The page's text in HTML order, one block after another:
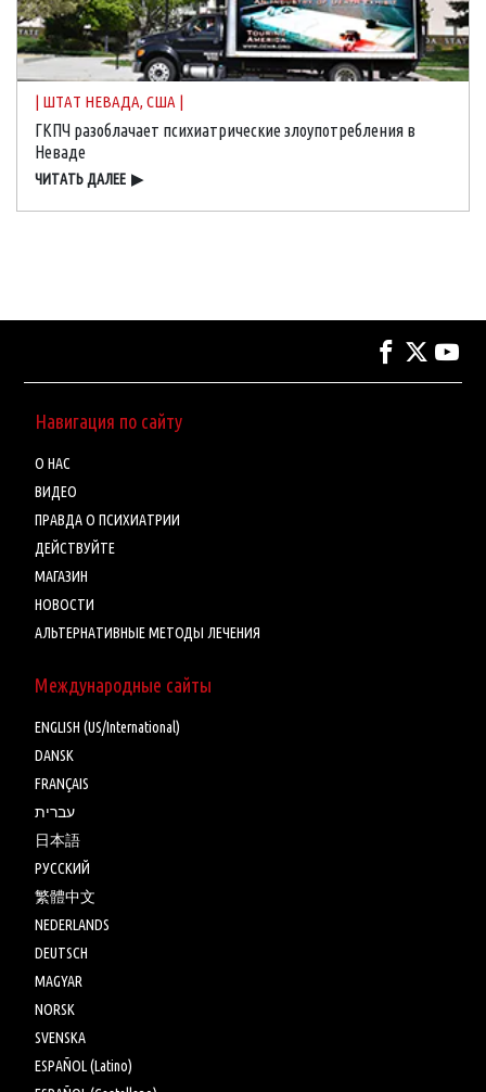
| ШТАТ НЕВАДА, США |
ГКПЧ разоблачает психиатрические злоупотребления в
Неваде
ЧИТАТЬ ДАЛЕЕ ▶
Навигация по сайту
О НАС
ВИДЕО
ПРАВДА О ПСИХИАТРИИ
ДЕЙСТВУЙТЕ
МАГАЗИН
НОВОСТИ
АЛЬТЕРНАТИВНЫЕ МЕТОДЫ ЛЕЧЕНИЯ
Международные сайты
ENGLISH (US/International)
DANSK
FRANÇAIS
עברית
日本語
РУССКИЙ
繁體中文
NEDERLANDS
DEUTSCH
MAGYAR
NORSK
SVENSKA
ESPAÑOL (Latino)